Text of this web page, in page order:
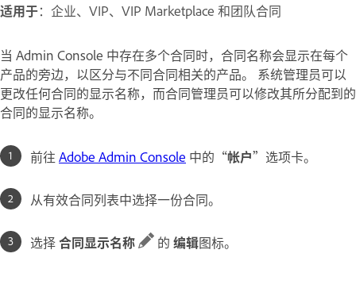
适用于：企业、VIP、VIP Marketplace 和团队合同
当 Admin Console 中存在多个合同时，合同名称会显示在每个
产品的旁边，以区分与不同合同相关的产品。 系统管理员可以
更改任何合同的显示名称，而合同管理员可以修改其所分配到的
合同的显示名称。
前往 Adobe Admin Console 中的“帐户”选项卡。
从有效合同列表中选择一份合同。
选择合同显示名称 的 编辑图标。